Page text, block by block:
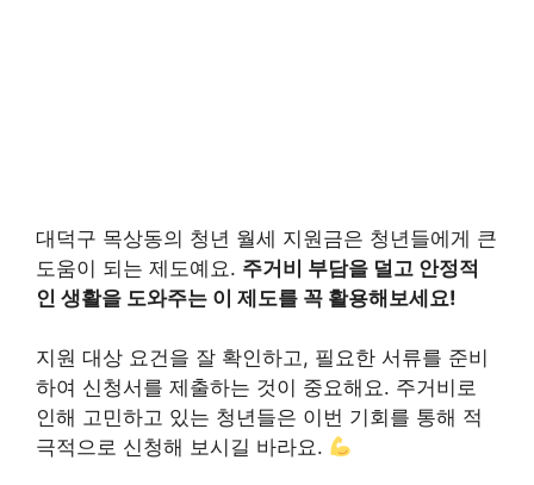
대덕구 목상동의 청년 월세 지원금은 청년들에게 큰
도움이 되는 제도예요. 주거비 부담을 덜고 안정적
인 생활을 도와주는 이 제도를 꼭 활용해보세요!
지원 대상 요건을 잘 확인하고, 필요한 서류를 준비
하여 신청서를 제출하는 것이 중요해요. 주거비로
인해 고민하고 있는 청년들은 이번 기회를 통해 적
극적으로 신청해 보시길 바라요.